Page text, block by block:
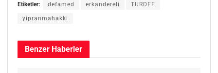
Etiketler: defamed erkandereli TURDEF
yipranmahakki
Benzer Haberler